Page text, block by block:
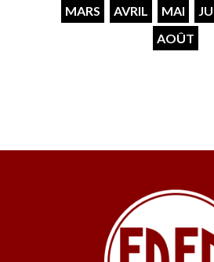
MARS
AVRIL MAI
AOÛT